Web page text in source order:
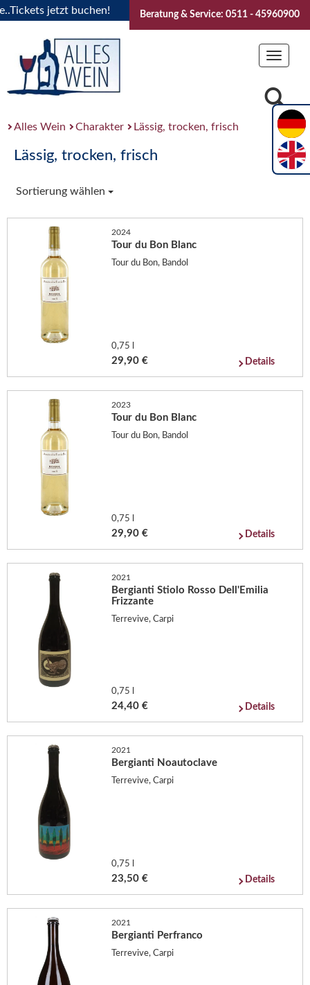
jetzt buchen! "Das Sommerfest 2026" Vive la
Beratung & Service: 0511 - 45960900
Toggle
Alles Wein Charakter Lässig, trocken, frisch
Lässig, trocken, frisch
Sortierung wählen
2024
Tour du Bon Blanc
Tour du Bon, Bandol
0,75 l
29,90 € Details
2023
Tour du Bon Blanc
Tour du Bon, Bandol
0,75 l
29,90 € Details
2021
Bergianti Stiolo Rosso Dell'Emilia
Frizzante
Terrevive, Carpi
0,75 l
24,40 € Details
2021
Bergianti Noautoclave
Terrevive, Carpi
0,75 l
23,50 € Details
2021
Bergianti Perfranco
Terrevive, Carpi